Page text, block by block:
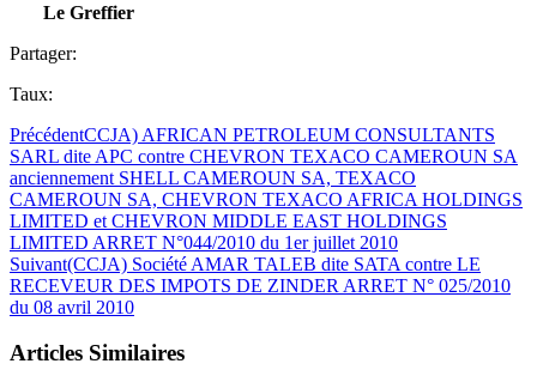
Le Greffier
Partager:
Taux:
PrécédentCCJA) AFRICAN PETROLEUM CONSULTANTS
SARL dite APC contre CHEVRON TEXACO CAMEROUN SA
anciennement SHELL CAMEROUN SA, TEXACO
CAMEROUN SA, CHEVRON TEXACO AFRICA HOLDINGS
LIMITED et CHEVRON MIDDLE EAST HOLDINGS
LIMITED ARRET N°044/2010 du 1er juillet 2010
Suivant(CCJA) Société AMAR TALEB dite SATA contre LE
RECEVEUR DES IMPOTS DE ZINDER ARRET N° 025/2010
du 08 avril 2010
Articles Similaires